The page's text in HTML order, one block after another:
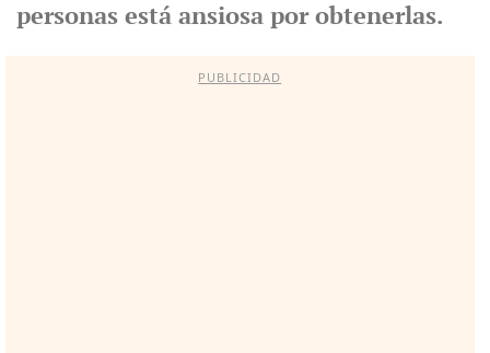
personas está ansiosa por obtenerlas.
PUBLICIDAD